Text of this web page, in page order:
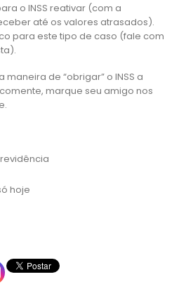
o INSS reativar (com a
até os valores atrasados).
para este tipo de caso (fale com
de “obrigar” o INSS a
marque seu amigo nos
hoje